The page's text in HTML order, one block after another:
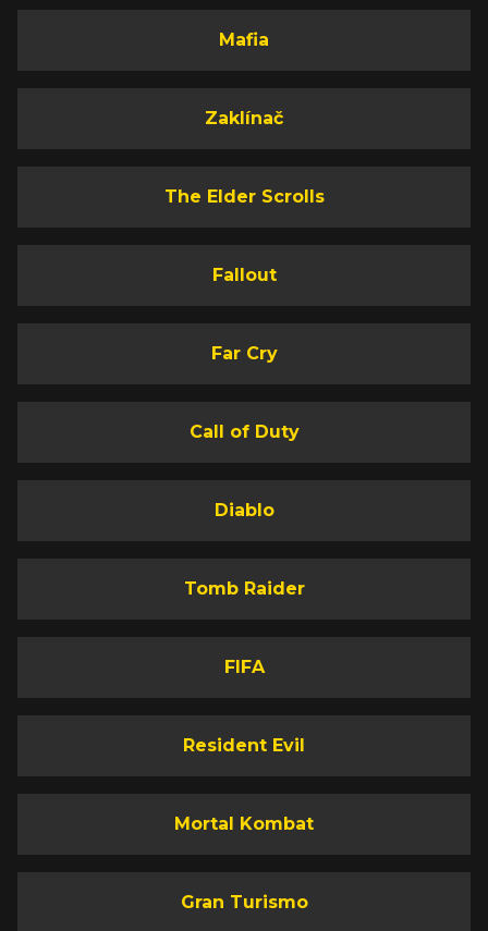
Mafia
Zaklínač
The Elder Scrolls
Fallout
Far Cry
Call of Duty
Diablo
Tomb Raider
FIFA
Resident Evil
Mortal Kombat
Gran Turismo